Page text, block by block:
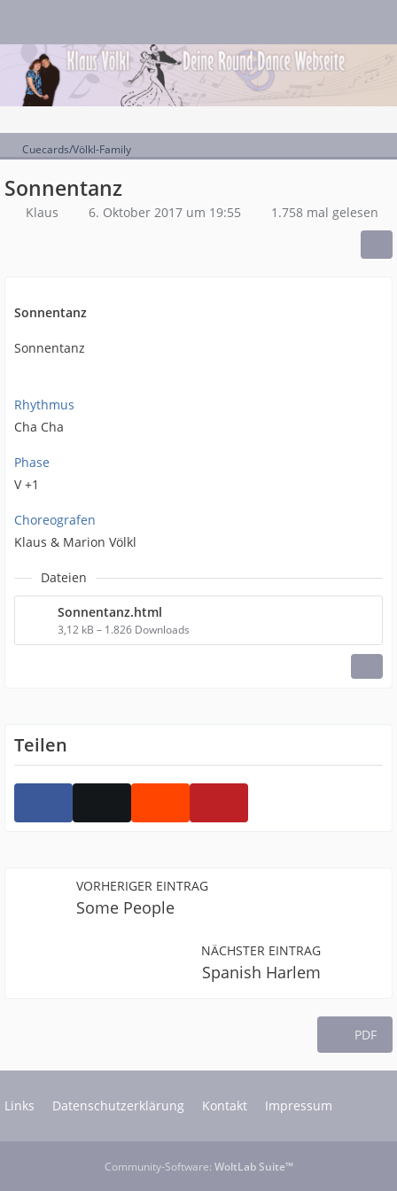
Cuecards/Völkl-Family
Sonnentanz
Klaus 6. Oktober 2017 um 19:55 1.758 mal gelesen
Sonnentanz
Sonnentanz
Rhythmus
Cha Cha
Phase
V +1
Choreografen
Klaus & Marion Völkl
Dateien
Sonnentanz.html
3,12 kB – 1.826 Downloads
Teilen
VORHERIGER EINTRAG
Some People
NÄCHSTER EINTRAG
Spanish Harlem
PDF
Links Datenschutzerklärung Kontakt Impressum
Community-Software: WoltLab Suite™